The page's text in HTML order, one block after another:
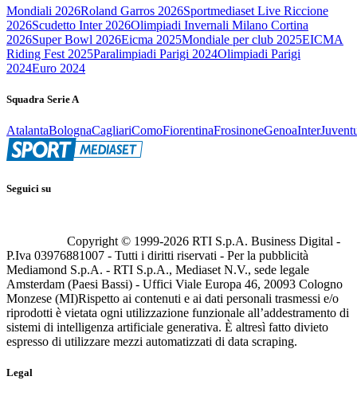
Mondiali 2026Roland Garros 2026Sportmediaset Live Riccione
2026Scudetto Inter 2026Olimpiadi Invernali Milano Cortina
2026Super Bowl 2026Eicma 2025Mondiale per club 2025EICMA
Riding Fest 2025Paralimpiadi Parigi 2024Olimpiadi Parigi
2024Euro 2024
Squadra Serie A
AtalantaBolognaCagliariComoFiorentinaFrosinoneGenoaInter
Seguici su
Copyright © 1999-2026 RTI S.p.A. Business Digital -
P.Iva 03976881007 - Tutti i diritti riservati - Per la pubblicità
Mediamond S.p.A. - RTI S.p.A., Mediaset N.V., sede legale
Amsterdam (Paesi Bassi) - Uffici Viale Europa 46, 20093 Cologno
Monzese (MI)Rispetto ai contenuti e ai dati personali trasmessi e/o
riprodotti è vietata ogni utilizzazione funzionale all’addestramento di
sistemi di intelligenza artificiale generativa. È altresì fatto divieto
espresso di utilizzare mezzi automatizzati di data scraping.
Legal